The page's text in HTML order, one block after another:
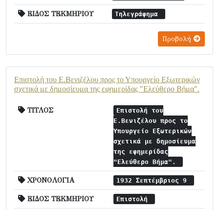
ΕΙΔΟΣ ΤΕΚΜΗΡΙΟΥ Τηλεγράφημα
Προβολή
Επιστολή του Ε.Βενιζέλου προς το Υπουργείο Εξωτερικών
σχετικά με δημοσίευμα της εφημερίδας "Ελεύθερο Βήμα".
ΤΙΤΛΟΣ
Επιστολή του
Ε.Βενιζέλου προς το
Υπουργείο Εξωτερικών
σχετικά με δημοσίευμα
της εφημερίδας
"Ελεύθερο Βήμα".
ΧΡΟΝΟΛΟΓΙΑ 1932 Σεπτέμβριος 9
ΕΙΔΟΣ ΤΕΚΜΗΡΙΟΥ Επιστολή